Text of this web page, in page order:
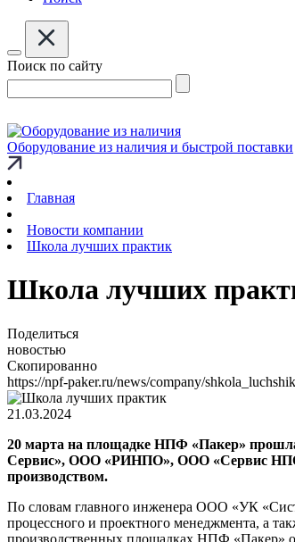
Поиск по сайту
Оборудование из наличия и быстрой поставки
Главная
Новости компании
Школа лучших практик
Школа лучших
Поделиться
новостью
Скопированно
https://npf-paker.ru/news/company/
21.03.2024
20 марта на площадке НПФ «Пакер»
Сервис», ООО «РИНПО», ООО «Сервис
производством.
По словам главного инженера ООО «УК
процессного и проектного менеджмента, а
производственных площадках НПФ «Пакер»